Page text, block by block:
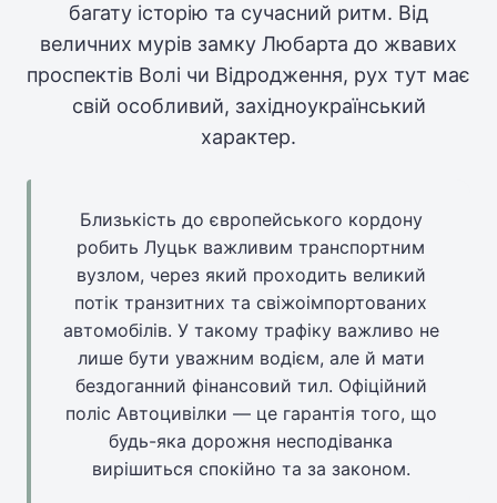
багату історію та сучасний ритм. Від
величних мурів замку Любарта до жвавих
проспектів Волі чи Відродження, рух тут має
свій особливий, західноукраїнський
характер.
Близькість до європейського кордону
робить Луцьк важливим транспортним
вузлом, через який проходить великий
потік транзитних та свіжоімпортованих
автомобілів. У такому трафіку важливо не
лише бути уважним водієм, але й мати
бездоганний фінансовий тил. Офіційний
поліс Автоцивілки — це гарантія того, що
будь-яка дорожня несподіванка
вирішиться спокійно та за законом.